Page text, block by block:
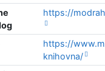
https://
https://
knihovna/